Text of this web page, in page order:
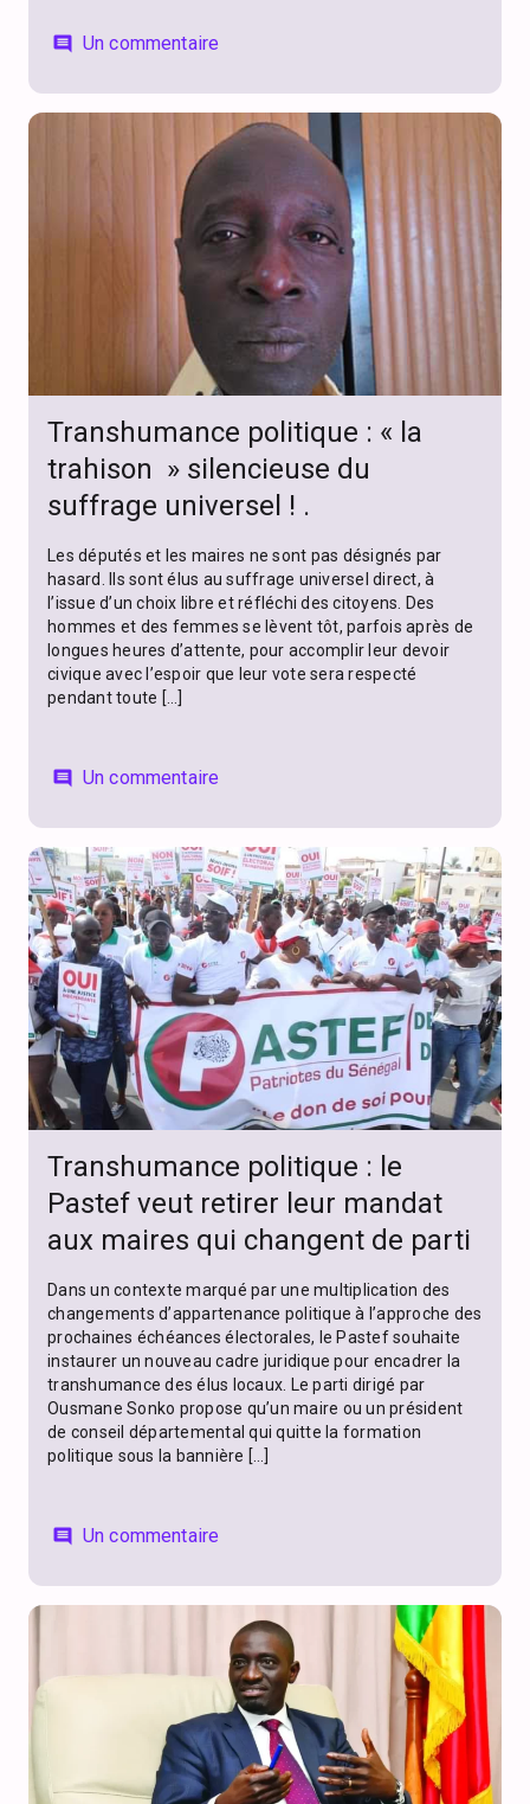
comment Un commentaire
Transhumance politique : « la
trahison » silencieuse du
suffrage universel ! .
Les députés et les maires ne sont pas désignés par
hasard. Ils sont élus au suffrage universel direct, à
l’issue d’un choix libre et réfléchi des citoyens. Des
hommes et des femmes se lèvent tôt, parfois après de
longues heures d’attente, pour accomplir leur devoir
civique avec l’espoir que leur vote sera respecté
pendant toute […]
comment Un commentaire
Transhumance politique : le
Pastef veut retirer leur mandat
aux maires qui changent de parti
Dans un contexte marqué par une multiplication des
changements d’appartenance politique à l’approche des
prochaines échéances électorales, le Pastef souhaite
instaurer un nouveau cadre juridique pour encadrer la
transhumance des élus locaux. Le parti dirigé par
Ousmane Sonko propose qu’un maire ou un président
de conseil départemental qui quitte la formation
politique sous la bannière […]
comment Un commentaire